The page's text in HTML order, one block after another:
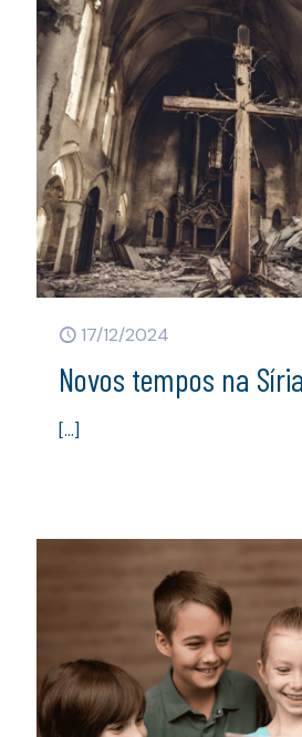
17/12/2024
Novos tempos na Síria
[…]